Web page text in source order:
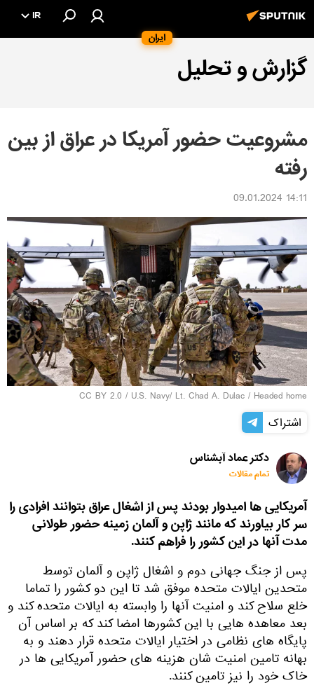
ایران
IR
گزارش و تحلیل
مشروعیت حضور آمریکا در عراق از بین
رفته
14:11 09.01.2024
CC BY 2.0 / U.S. Navy/ Lt. Chad A. Dulac / Headed home
اشتراک
دکتر عماد آبشناس
تمام مقالات
آمریکایی ها امیدوار بودند پس از اشغال عراق بتوانند افرادی را
سر کار بیاورند که مانند ژاپن و آلمان زمینه حضور طولانی
مدت آنها در این کشور را فراهم کنند.
پس از جنگ جهانی دوم و اشغال ژاپن و آلمان توسط
متحدین ایالات متحده موفق شد تا این دو کشور را تماما
خلع سلاح کند و امنیت آنها را وابسته به ایالات متحده کند و
بعد معاهده هایی با این کشورها امضا کند که بر اساس آن
پایگاه های نظامی در اختیار ایالات متحده قرار دهند و به
بهانه تامین امنیت شان هزینه های حضور آمریکایی ها در
خاک خود را نیز تامین کنند.